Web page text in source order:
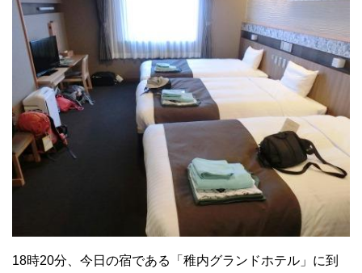
18時20分、今日の宿である「稚内グランドホテル」に到